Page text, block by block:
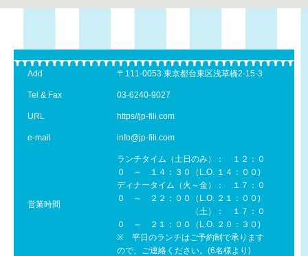
Add 〒111-0053 東京都台東区浅草橋2-15-3
Tel & Fax 03-6240-9027
URL https//jp-fili.com
e-mail info@jp-fili.com
営業時間
ランチタイム（土日のみ）： １２：０
０ ～ １４：３０（L.O. １４：００)
ディナータイム（火～金）： １７：０
０ ～ ２２：００（L.O. ２１：００)
（土）： １７：０
０ ～ ２１：００（L.O. ２０：３０)
※ 平日のランチはご予約制で承ります
ので、ご連絡ください。(6名様より)